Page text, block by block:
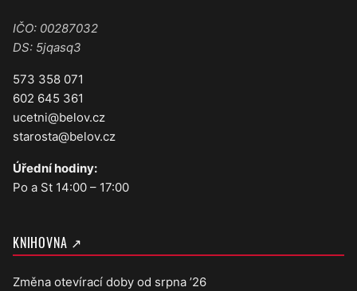
IČO: 00287032
DS: 5jqasq3
573 358 071
602 645 361
ucetni@belov.cz
starosta@belov.cz
Úřední hodiny:
Po a St 14:00 – 17:00
KNIHOVNA ↗
Změna otevírací doby od srpna ’26